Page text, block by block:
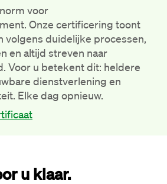
voor
Onze certificering toont
volgens duidelijke processen,
en altijd streven naar
Voor u betekent dit: heldere
dienstverlening en
Elke dag opnieuw.
u klaar.